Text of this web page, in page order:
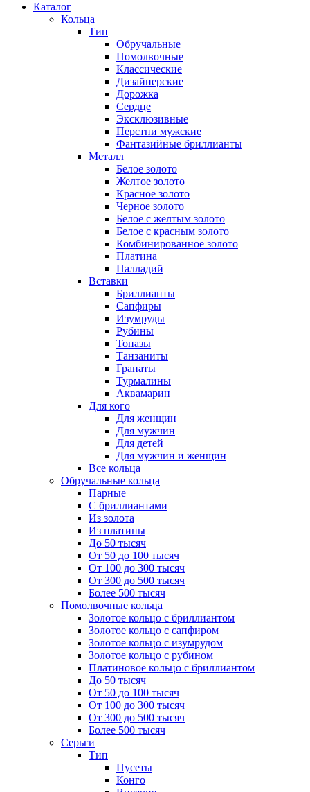
Каталог
Кольца
Тип
Обручальные
Помолвочные
Классические
Дизайнерские
Дорожка
Сердце
Эксклюзивные
Перстни мужские
Фантазийные бриллианты
Металл
Белое золото
Желтое золото
Красное золото
Черное золото
Белое с желтым золото
Белое с красным золото
Комбинированное золото
Платина
Палладий
Вставки
Бриллианты
Сапфиры
Изумруды
Рубины
Топазы
Танзаниты
Гранаты
Турмалины
Аквамарин
Для кого
Для женщин
Для мужчин
Для детей
Для мужчин и женщин
Все кольца
Обручальные кольца
Парные
С бриллиантами
Из золота
Из платины
До 50 тысяч
От 50 до 100 тысяч
От 100 до 300 тысяч
От 300 до 500 тысяч
Более 500 тысяч
Помолвочные кольца
Золотое кольцо с бриллиантом
Золотое кольцо с сапфиром
Золотое кольцо с изумрудом
Золотое кольцо с рубином
Платиновое кольцо с бриллиантом
До 50 тысяч
От 50 до 100 тысяч
От 100 до 300 тысяч
От 300 до 500 тысяч
Более 500 тысяч
Серьги
Тип
Пусеты
Конго